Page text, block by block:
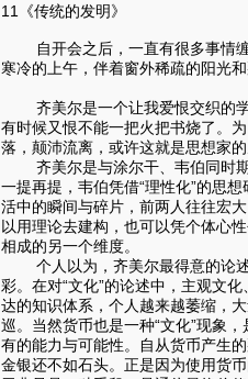
11《传统的发明》
自开会之后，一直有很多事情缠
寒冷的上午，伴着窗外稀疏的阳光
齐美尔是一个让我爱恨交织的学
有时候又恨不能一把火把书烧了。
落，颠沛流离，或许这就是思想家
齐美尔是与涂尔干、韦伯同时期
一提再提，韦伯凭借“理性化”的思
活中的瞬间与碎片，前两人往往宏
以用理论去建构，也可以凭个体心
相成的另一个维度。
个人以为，齐美尔最得意的论述
彩。在对“文化”的论述中，主观文
达的知识体系，个人越来越萎缩，
巡。当然货币也是一种“文化”现象
有的能力与可能性。自从货币产生
金银还不如石头。正是因为使用货